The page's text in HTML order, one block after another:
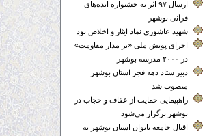
ارسال ۹۷ اثر به جشنواره ایده‌های
قرآنی بوشهر
شهید عاشوری نماد ایثار و اخلاص بود
اجرای پویش ملی «بر مدار مقاومت»
در ۲۰۰۰ مدرسه بوشهر
دبیر ستاد دهه فجر استان بوشهر
منصوب شد
راهپیمایی حمایت از عفاف و حجاب در
بوشهر برگزار می‌شود
اقبال جامعه بانوان استان بوشهر به